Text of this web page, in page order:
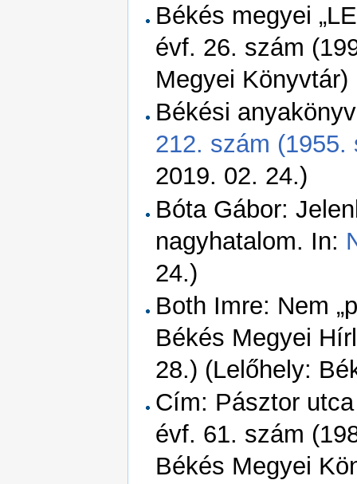
Békés megyei
évf. 26. szám
Megyei Könyvtár)
Békési
212. szám
2019. 02. 24.)
Bóta Gábor:
nagyhatalom. In:
24.)
Both Imre: Nem
Békés Megyei
28.) (Lelőhely:
Cím: Pásztor
évf. 61. szám
Békés Megyei